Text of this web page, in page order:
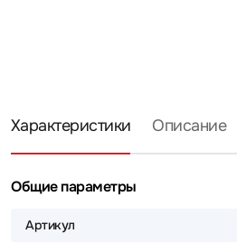
Характеристики Описание
Общие параметры
Артикул